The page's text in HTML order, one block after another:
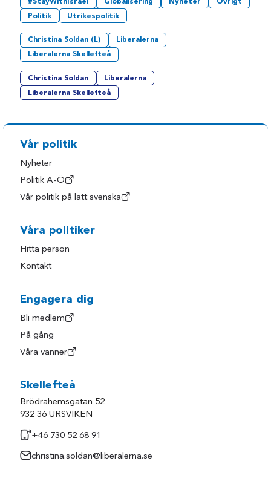
#StayWithIsrael Globalisering Nyheter
Övrigt
Politik
Utrikespolitik
Christina Soldan (L)
Liberalerna
Liberalerna Skellefteå
Christina Soldan
Liberalerna
Liberalerna Skellefteå
Vår politik
Nyheter
Politik A-Ö
Vår politik på lätt svenska
Våra politiker
Hitta person
Kontakt
Engagera dig
Bli medlem
På gång
Våra vänner
Skellefteå
Brödrahemsgatan 52
932 36 URSVIKEN
+46 730 52 68 91
christina.soldan@liberalerna.se